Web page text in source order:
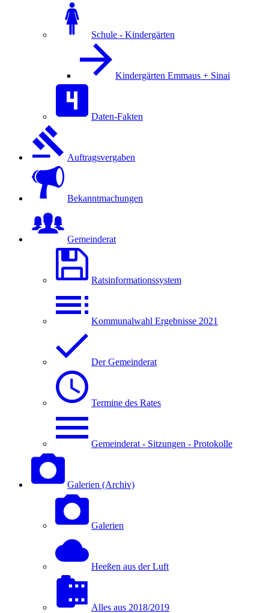
Schule - Kindergärten
Kindergärten Emmaus + Sinai
Daten-Fakten
Auftragsvergaben
Bekanntmachungen
Gemeinderat
Ratsinformationssystem
Kommunalwahl Ergebnisse 2021
Der Gemeinderat
Termine des Rates
Gemeinderat - Sitzungen - Protokolle
Galerien (Archiv)
Galerien
Heeßen aus der Luft
Alles aus 2018/2019